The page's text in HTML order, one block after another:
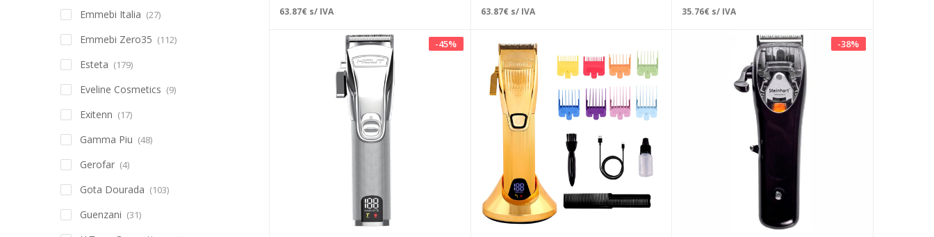
63.87€ s/ IVA 63.87€ s/ IVA 35.76€ s/ IVA
-45% -38%
Emmebi Italia (27)
Emmebi Zero35 (112)
Esteta (179)
Eveline Cosmetics (9)
Exitenn (17)
Gamma Piu (48)
Gerofar (4)
Gota Dourada (103)
Guenzani (31)